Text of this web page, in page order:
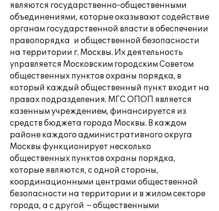
являются государственно-общественными
объединениями, которые оказывают содействие
органам государственной власти в обеспечении
правопорядка и общественной безопасности
на территории г. Москвы. Их деятельность
управляется Московским городским Советом
общественных пунктов охраны порядка, в
который каждый общественный пункт входит на
правах подразделения. МГС ОПОП является
казенным учреждением, финансируется из
средств бюджета города Москвы. В каждом
районе каждого административного округа
Москвы функционирует несколько
общественных пунктов охраны порядка,
которые являются, с одной стороны,
координационными центрами общественной
безопасности на территории и в жилом секторе
города, а с другой – общественными